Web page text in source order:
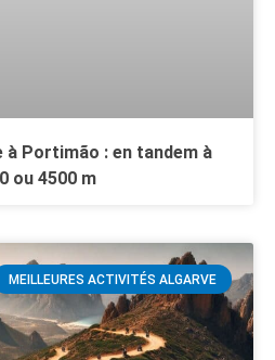
à Portimão : en tandem à
ou 4500 m
MEILLEURES ACTIVITÉS ALGARVE